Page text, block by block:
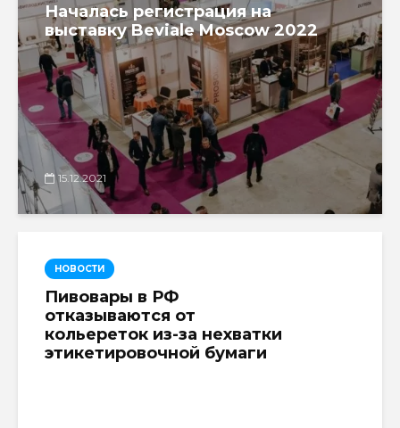
Началась регистрация на
выставку Beviale Moscow 2022
15.12.2021
НОВОСТИ
Пивовары в РФ
отказываются от
кольереток из-за нехватки
этикетировочной бумаги